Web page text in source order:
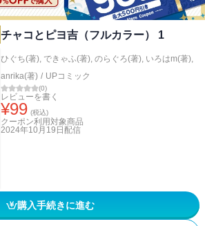
チャコとピヨ吉（フルカラー） 1
ひぐち(著), できゃふ(著), のらぐろ(著), いろはm(著),
anrika(著) / UPコミック
(0)
レビューを書く
¥99 (税込)
クーポン利用対象商品
2024年10月19日 配信
購入手続きに進む